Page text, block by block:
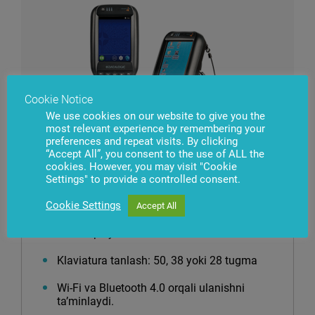
Klaviatura tanlash: 50, 38 yoki 28 tugma
Wi-Fi va Bluetooth 4.0 orqali ulanishni
ta’minlaydi.
Cookie Notice
We use cookies on our website to give you the
most relevant experience by remembering your
preferences and repeat visits. By clicking
“Accept All”, you consent to the use of ALL the
cookies. However, you may visit "Cookie
Settings" to provide a controlled consent.
Cookie Settings Accept All